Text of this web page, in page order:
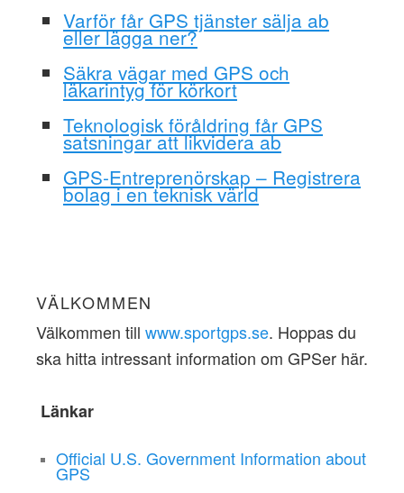
Varför får GPS tjänster sälja ab
eller lägga ner?
Säkra vägar med GPS och
läkarintyg för körkort
Teknologisk föråldring får GPS
satsningar att likvidera ab
GPS-Entreprenörskap – Registrera
bolag i en teknisk värld
VÄLKOMMEN
Välkommen till www.sportgps.se. Hoppas du
ska hitta intressant information om GPSer här.
Länkar
Official U.S. Government Information about
GPS